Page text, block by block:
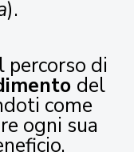
).
percorso di
del
come
ogni sua